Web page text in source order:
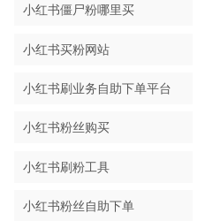
小红书僵尸粉哪里买
小红书买粉网站
小红书刷业务自助下单平台
小红书粉丝购买
小红书刷粉工具
小红书粉丝自助下单